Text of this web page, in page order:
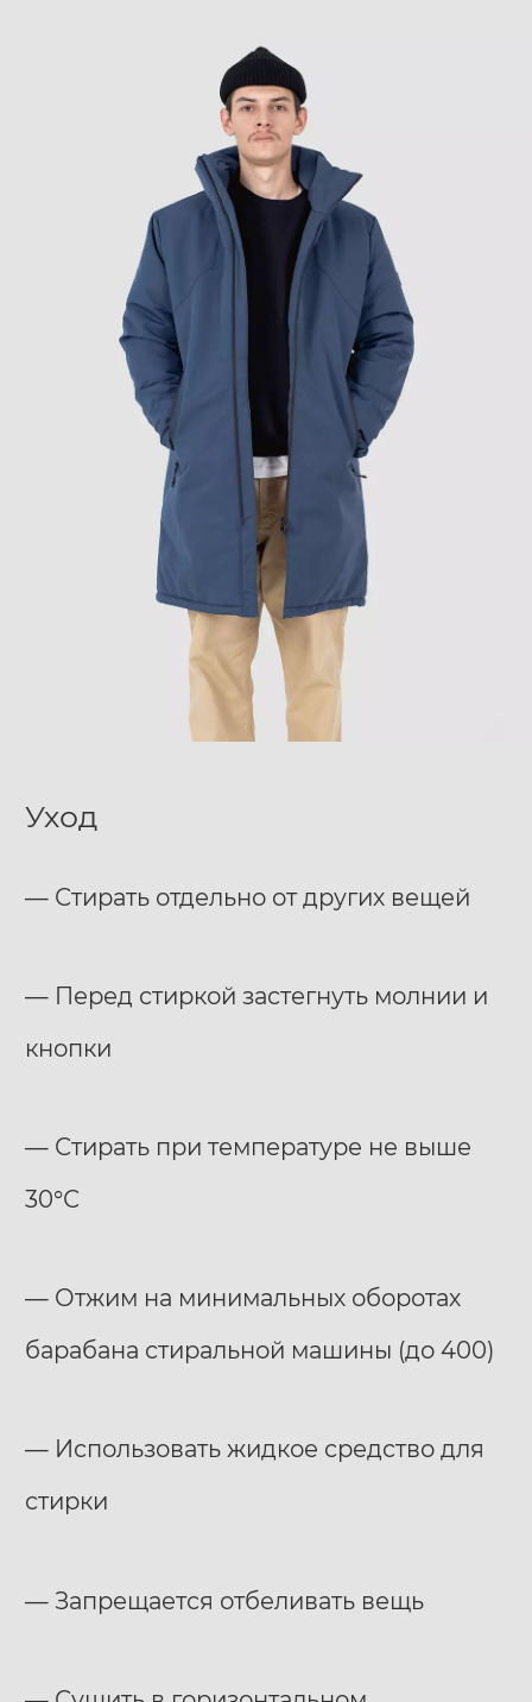
Уход
— Стирать отдельно от других вещей
— Перед стиркой застегнуть молнии и
кнопки
— Стирать при температуре не выше
30°С
— Отжим на минимальных оборотах
барабана стиральной машины (до 400)
— Использовать жидкое средство для
стирки
— Запрещается отбеливать вещь